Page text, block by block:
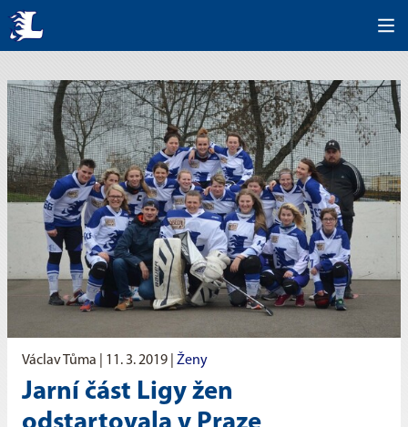
Václav Tůma | 11. 3. 2019 Ženy
Jarní část Ligy žen